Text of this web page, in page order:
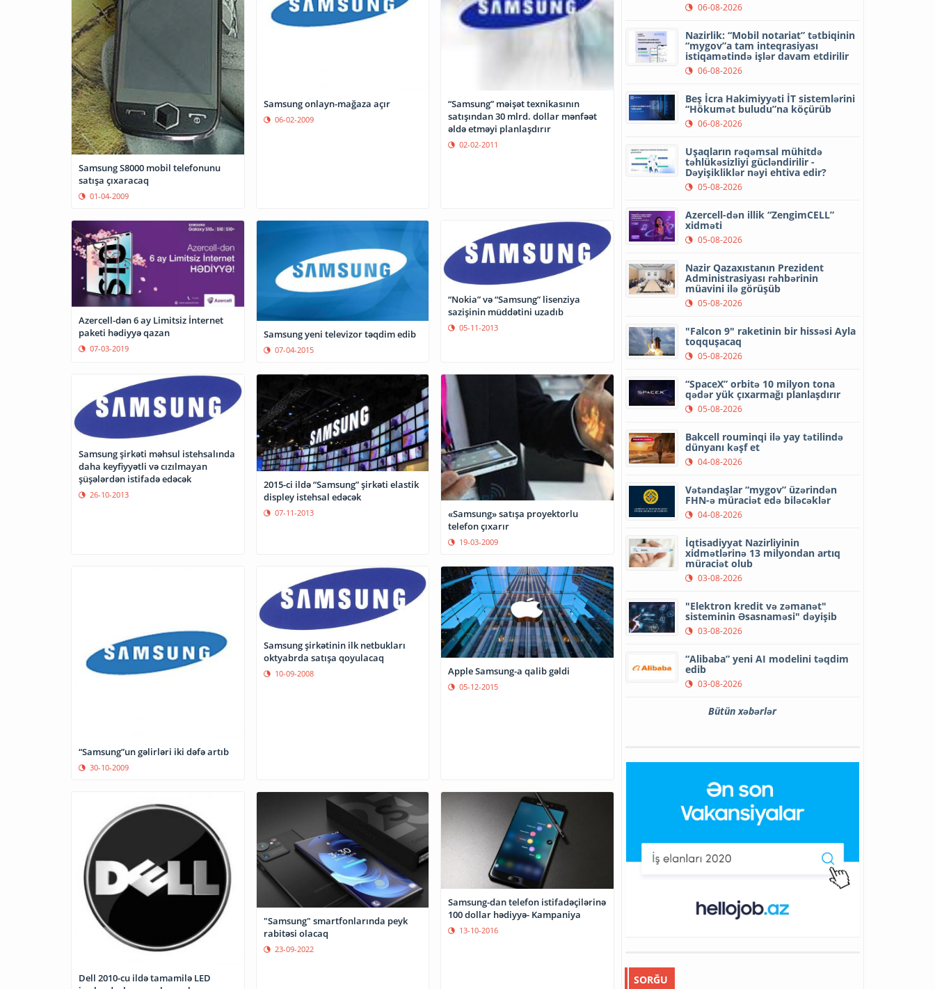
Samsung S8000 mobil telefonunu
satışa çıxaracaq
01-04-2009
Samsung onlayn-mağaza açır
06-02-2009
“Samsung” məişət texnikasının
satışından 30 mlrd. dollar mənfəət
əldə etməyi planlaşdırır
02-02-2011
Azercell-dən 6 ay Limitsiz İnternet
paketi hədiyyə qazan
07-03-2019
Samsung yeni televizor təqdim edib
07-04-2015
“Nokia” və “Samsung” lisenziya
sazişinin müddətini uzadıb
05-11-2013
Samsung şirkəti məhsul istehsalında
daha keyfiyyətli və cızılmayan
şüşələrdən istifadə edəcək
26-10-2013
2015-ci ildə “Samsung” şirkəti elastik
displey istehsal edəcək
07-11-2013
«Samsung» satışa proyektorlu
telefon çıxarır
19-03-2009
“Samsung”un gəlirləri iki dəfə artıb
30-10-2009
Samsung şirkətinin ilk netbukları
oktyabrda satışa qoyulacaq
10-09-2008 Apple Samsung-a qalib gəldi
05-12-2015
Dell 2010-cu ildə tamamilə LED
"Samsung" smartfonlarında peyk
rabitəsi olacaq
23-09-2022
Samsung-dan telefon istifadəçilərinə
100 dollar hədiyyə- Kampaniya
13-10-2016
06-08-2026
Nazirlik: “Mobil notariat” tətbiqinin
“mygov”a tam inteqrasiyası
istiqamətində işlər davam etdirilir
06-08-2026
Beş İcra Hakimiyyəti İT sistemlərini
“Hökumət buludu”na köçürüb
06-08-2026
Uşaqların rəqəmsal mühitdə
təhlükəsizliyi gücləndirilir -
Dəyişikliklər nəyi ehtiva edir?
05-08-2026
Azercell-dən illik “ZengimCELL”
xidməti
05-08-2026
Nazir Qazaxıstanın Prezident
Administrasiyası rəhbərinin
müavini ilə görüşüb
05-08-2026
"Falcon 9" raketinin bir hissəsi Ayla
toqquşacaq
05-08-2026
“SpaceX” orbitə 10 milyon tona
qədər yük çıxarmağı planlaşdırır
05-08-2026
Bakcell rouminqi ilə yay tətilində
dünyanı kəşf et
04-08-2026
Vətəndaşlar “mygov” üzərindən
FHN-ə müraciət edə biləcəklər
04-08-2026
İqtisadiyyat Nazirliyinin
xidmətlərinə 13 milyondan artıq
müraciət olub
03-08-2026
"Elektron kredit və zəmanət"
sisteminin Əsasnaməsi" dəyişib
03-08-2026
“Alibaba” yeni AI modelini təqdim
edib
03-08-2026
Bütün xəbərlər
SORĞU